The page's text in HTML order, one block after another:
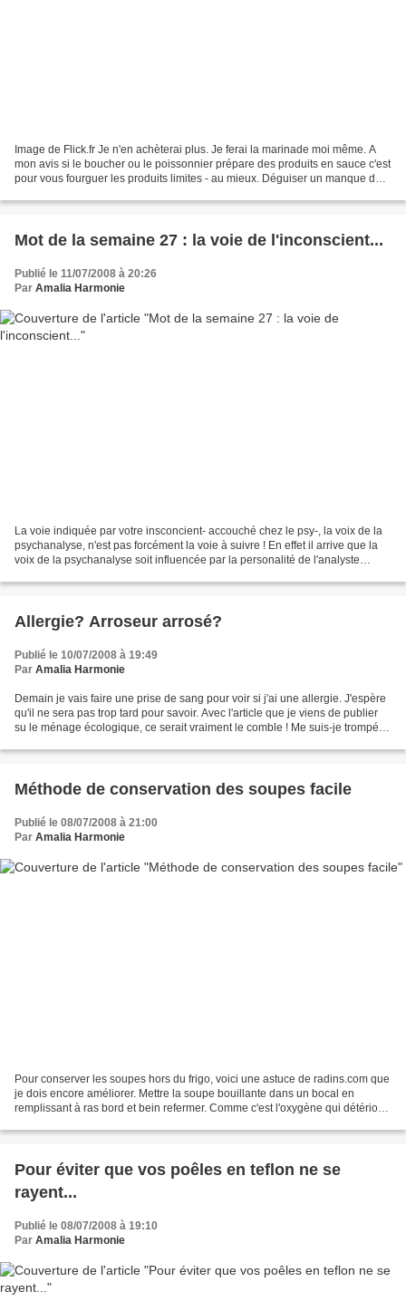
Image de Flick.fr Je n'en achèterai plus. Je ferai la marinade moi même. A
mon avis si le boucher ou le poissonnier prépare des produits en sauce c'est
pour vous fourguer les produits limites - au mieux. Déguiser un manque de
Mot de la semaine 27 : la voie de l'inconscient...
Publié le 11/07/2008 à 20:26
Par Amalia Harmonie
La voie indiquée par votre insconcient- accouché chez le psy-, la voix de la
psychanalyse, n'est pas forcément la voie à suivre ! En effet il arrive que la
voix de la psychanalyse soit influencée par la personalité de l'analyste
Allergie? Arroseur arrosé?
Publié le 10/07/2008 à 19:49
Par Amalia Harmonie
Demain je vais faire une prise de sang pour voir si j'ai une allergie. J'espère
qu'il ne sera pas trop tard pour savoir. Avec l'article que je viens de publier
su le ménage écologique, ce serait vraiment le comble ! Me suis-je trompé?
Méthode de conservation des soupes facile
Publié le 08/07/2008 à 21:00
Par Amalia Harmonie
Pour conserver les soupes hors du frigo, voici une astuce de radins.com que
je dois encore améliorer. Mettre la soupe bouillante dans un bocal en
remplissant à ras bord et bein refermer. Comme c'est l'oxygène qui détériore
Pour éviter que vos poêles en teflon ne se
rayent...
Publié le 08/07/2008 à 19:10
Par Amalia Harmonie